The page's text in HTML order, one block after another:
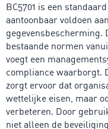
BC5701 is een
aantoonbaar voldoen
gegevensbescherming.
bestaande normen
voegt een
compliance waarborgt.
zorgt ervoor dat
wettelijke eisen, maar
verbeteren. Door
niet alleen de